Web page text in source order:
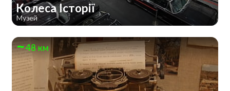
Колеса Історії
Музей
48 км